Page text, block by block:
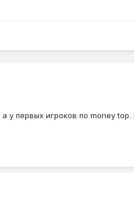
у первых игроков по money